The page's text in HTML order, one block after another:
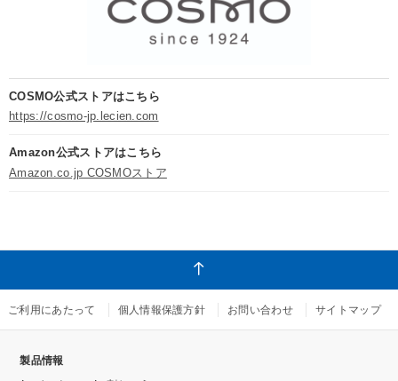
COSMO公式ストアはこちら
https://cosmo-jp.lecien.com
Amazon公式ストアはこちら
Amazon.co.jp COSMOストア
ご利用にあたって 個人情報保護方針 お問い合わせ サイトマップ
製品情報